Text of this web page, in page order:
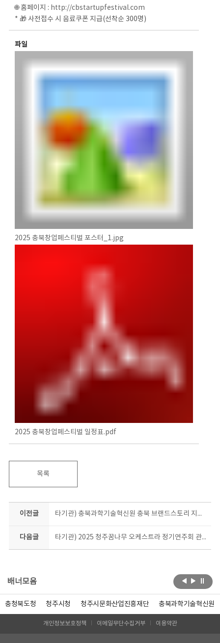
🌐 홈페이지 : http://cbstartupfestival.com
* 🎁 사전접수 시 음료쿠폰 지급(선착순 300명)
파일
2025 충북창업페스티벌 포스터_1.jpg
2025 충북창업페스티벌 일정표.pdf
목록
이전글 타기관) 충북과학기술혁신원 충북 브랜드스토리 지역특화콘텐츠 마케팅지원사업 2차 모집 공고
다음글 타기관) 2025 청주꿈나무 오케스트라 정기연주회 관람 신청 모집
배너모음
충청북도청 청주시청 청주시문화산업진흥재단 충북과학기술혁신원
개인정보보호정책 이메일무단수집거부 이용약관